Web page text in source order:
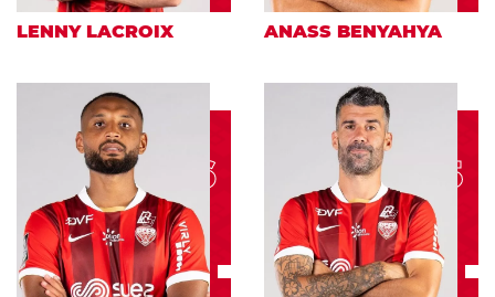
LENNY LACROIX ANASS BENYAHYA
6 5